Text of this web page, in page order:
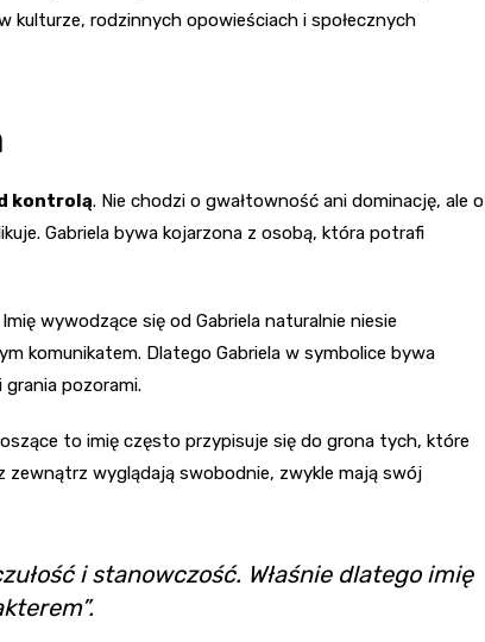
kulturze, rodzinnych opowieściach i społecznych
kontrolą. Nie chodzi o gwałtowność ani dominację, ale o
Gabriela bywa kojarzona z osobą, która potrafi
Imię wywodzące się od Gabriela naturalnie niesie
komunikatem. Dlatego Gabriela w symbolice bywa
pozorami.
to imię często przypisuje się do grona tych, które
zewnątrz wyglądają swobodnie, zwykle mają swój
i stanowczość. Właśnie dlatego imię